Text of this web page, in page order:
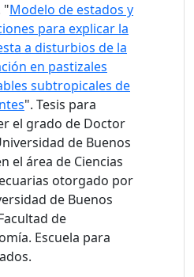
"Modelo de estados y
para explicar la
a disturbios de la
en pastizales
subtropicales de
". Tesis para
el grado de Doctor
de Buenos
el área de Ciencias
otorgado por
de Buenos
de
Escuela para